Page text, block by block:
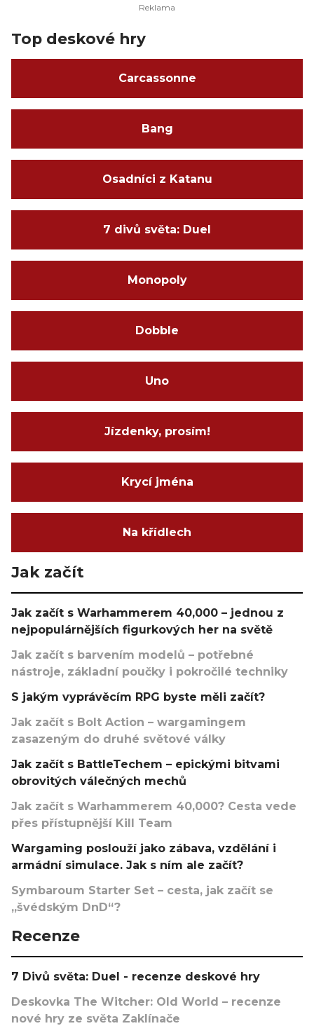
Top deskové hry
Carcassonne
Bang
Osadníci z Katanu
7 divů světa: Duel
Monopoly
Dobble
Uno
Jízdenky, prosím!
Krycí jména
Na křídlech
Jak začít
Jak začít s Warhammerem 40,000 – jednou z
nejpopulárnějších figurkových her na světě
Jak začít s barvením modelů – potřebné
nástroje, základní poučky i pokročilé techniky
S jakým vyprávěcím RPG byste měli začít?
Jak začít s Bolt Action – wargamingem
zasazeným do druhé světové války
Jak začít s BattleTechem – epickými bitvami
obrovitých válečných mechů
Jak začít s Warhammerem 40,000? Cesta vede
přes přístupnější Kill Team
Wargaming poslouží jako zábava, vzdělání i
armádní simulace. Jak s ním ale začít?
Symbaroum Starter Set – cesta, jak začít se
„švédským DnD“?
Recenze
7 Divů světa: Duel - recenze deskové hry
Deskovka The Witcher: Old World – recenze
nové hry ze světa Zaklínače